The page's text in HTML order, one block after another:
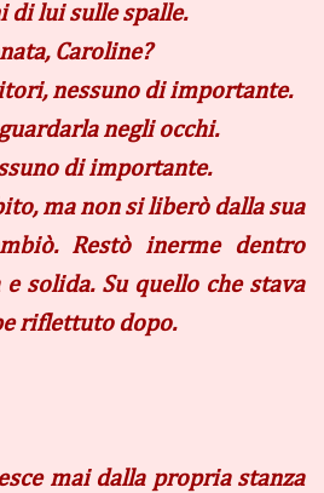
di lui sulle spalle.
Caroline?
nessuno di importante.
negli occhi.
di importante.
ma non si liberò dalla sua
Restò inerme dentro
solida. Su quello che stava
riflettuto dopo.
mai dalla propria stanza